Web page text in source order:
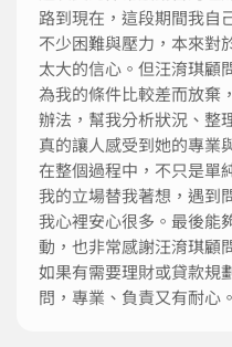
路到現在，這段期間我自
不少困難與壓力，本來對
太大的信心。但汪淯琪顧
為我的條件比較差而放棄
辦法，幫我分析狀況、整
真的讓人感受到她的專業
在整個過程中，不只是單
我的立場替我著想，遇到
我心裡安心很多。最後能
動，也非常感謝汪淯琪顧
如果有需要理財或貸款規
問，專業、負責又有耐心